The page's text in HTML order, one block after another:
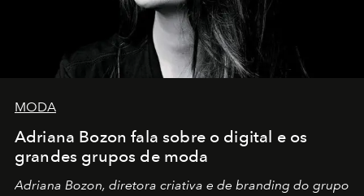
MODA
Adriana Bozon fala sobre o digital e os
grandes grupos de moda
Adriana Bozon, diretora criativa e de branding do grupo